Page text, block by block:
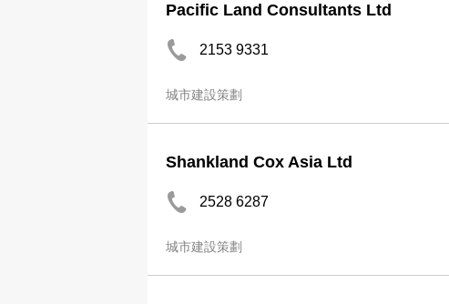
Pacific Land Consultants Ltd
2153 9331
城市建設策劃
Shankland Cox Asia Ltd
2528 6287
城市建設策劃